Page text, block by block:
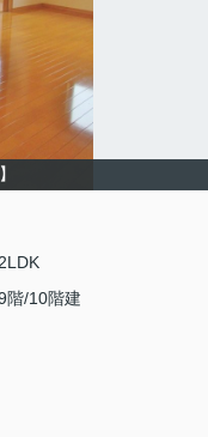
階/10階建